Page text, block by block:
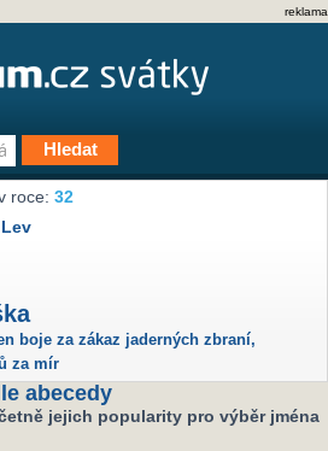
reklama
roce:32
Lev
boje za zákaz jaderných zbraní,
za mír
abecedy
jejich popularity pro výběr jména